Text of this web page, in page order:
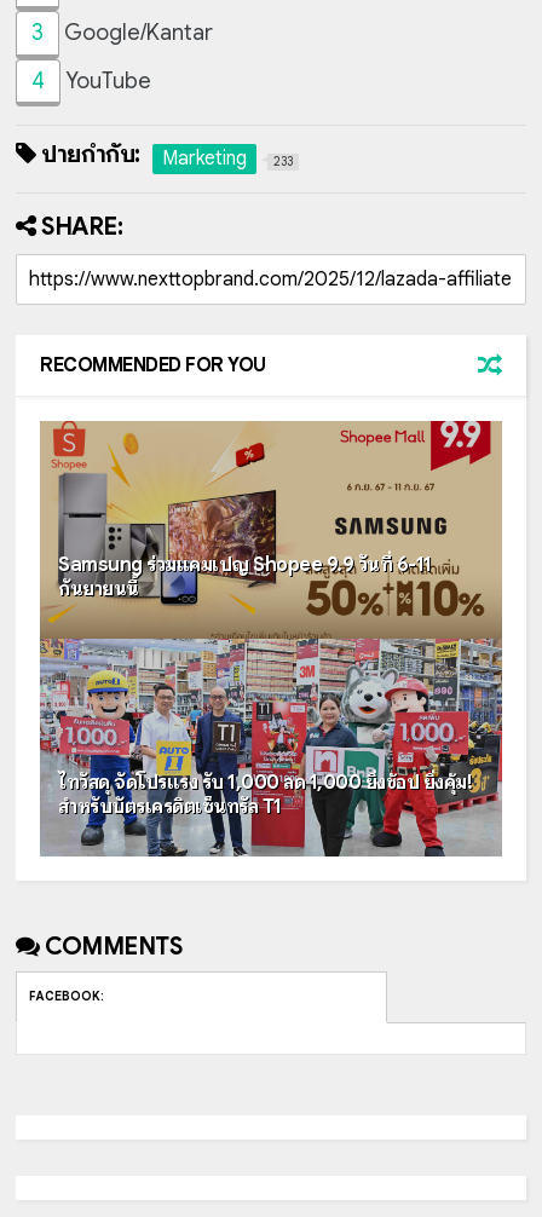
3
Google/Kantar
4
YouTube
ป้ายกำกับ: Marketing 233
SHARE:
RECOMMENDED FOR YOU
Samsung ร่วมแคมเปญ Shopee 9.9 วันที่ 6-11
กันยายนนี้
ไทวัสดุ จัดโปรแรง รับ 1,000 ลด 1,000 ยิ่งช้อป ยิ่งคุ้ม!
สำหรับบัตรเครดิตเซ็นทรัล T1
COMMENTS
FACEBOOK: